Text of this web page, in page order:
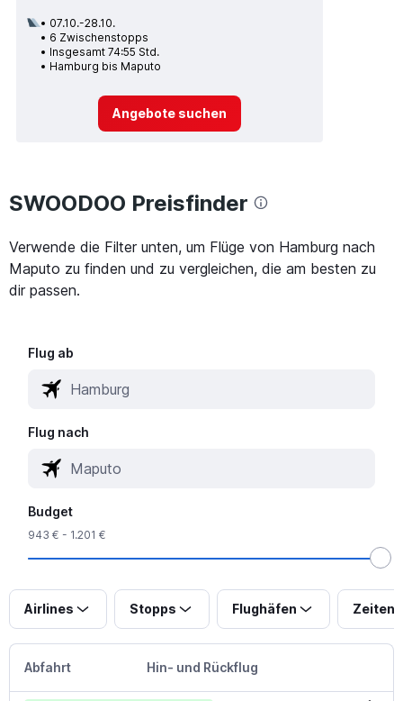
07.10.-28.10.
6 Zwischenstopps
Insgesamt 74:55 Std.
Hamburg bis Maputo
Angebote suchen
SWOODOO Preisfinder
Verwende die Filter unten, um Flüge von Hamburg nach
Maputo zu finden und zu vergleichen, die am besten zu
dir passen.
Flug ab
Flug nach
Budget
943 € - 1.201 €
Airlines Stopps Flughäfen Zeiten
Abfahrt Hin- und Rückflug